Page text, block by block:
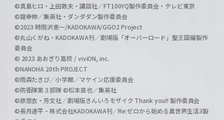
©真島ヒロ・上田敦夫・講談社／FT100YQ製作委員会・テレビ東京
©龍幸伸／集英社・ダンダダン製作委員会
©2023 時雨沢恵一/KADOKAWA/GGO2 Project
©丸山くがね・KADOKAWA刊／劇場版「オーバーロード」聖王国編製作
委員会
© 2023 あおぎり高校 / viviON, inc.
©NANOHA 20th PROJECT
©雨森たきび／小学館／マケイン応援委員会
©防衛隊第３部隊 ©松本直也／集英社
©原悠衣・芳文社／劇場版きんいろモザイク Thank you!! 製作委員会
©長月達平・株式会社KADOKAWA刊／Re:ゼロから始める異世界生活3製